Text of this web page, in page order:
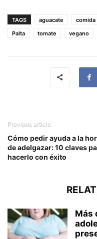
TAGS aguacate comida
Palta
tomate vegano
Previous article
Cómo pedir ayuda a la
de adelgazar: 10 claves
hacerlo con éxito
Más